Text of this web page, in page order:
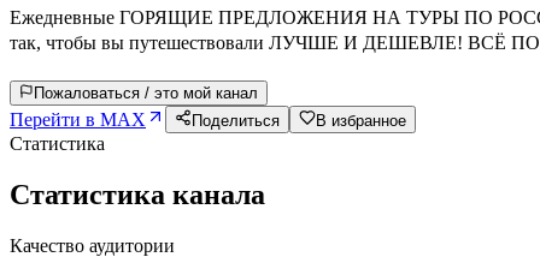
Ежедневные ГОРЯЩИЕ ПРЕДЛОЖЕНИЯ НА ТУРЫ ПО РОССИИ
так, чтобы вы путешествовали ЛУЧШЕ И ДЕШЕВЛЕ! ВСЁ
Пожаловаться / это мой канал
Перейти в MAX Поделиться В избранное
Статистика
Статистика канала
Качество аудитории